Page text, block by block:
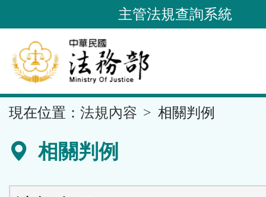
到
要
內
容
區
主管法規查詢系統
現在位置： 法規內容 相關判例
相關判例